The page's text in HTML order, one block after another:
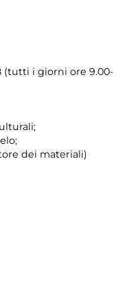
(tutti i giorni ore 9.00-
dei materiali)